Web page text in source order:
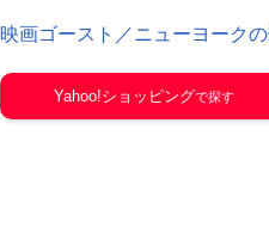
映画ゴースト／ニューヨーク
Yahoo!ショッピング